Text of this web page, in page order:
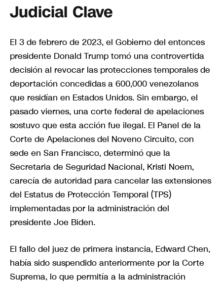
Judicial Clave
El 3 de febrero de 2023, el Gobierno del entonces
presidente Donald Trump tomó una controvertida
decisión al revocar las protecciones temporales de
deportación concedidas a 600,000 venezolanos
que residían en Estados Unidos. Sin embargo, el
pasado viernes, una corte federal de apelaciones
sostuvo que esta acción fue ilegal. El Panel de la
Corte de Apelaciones del Noveno Circuito, con
sede en San Francisco, determinó que la
Secretaria de Seguridad Nacional, Kristi Noem,
carecía de autoridad para cancelar las extensiones
del Estatus de Protección Temporal (TPS)
implementadas por la administración del
presidente Joe Biden.
El fallo del juez de primera instancia, Edward Chen,
había sido suspendido anteriormente por la Corte
Suprema, lo que permitía a la administración